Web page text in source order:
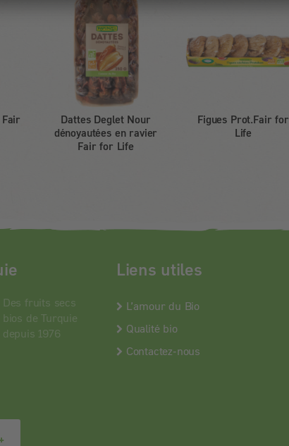
Dattes Deglet Nour
dénoyautées en ravier
Fair for Life
Figues Prot.Fair for
Life
Des fruits secs
bios de Turquie
depuis 1976
Liens utiles
L’amour du Bio
Qualité bio
Contactez-nous